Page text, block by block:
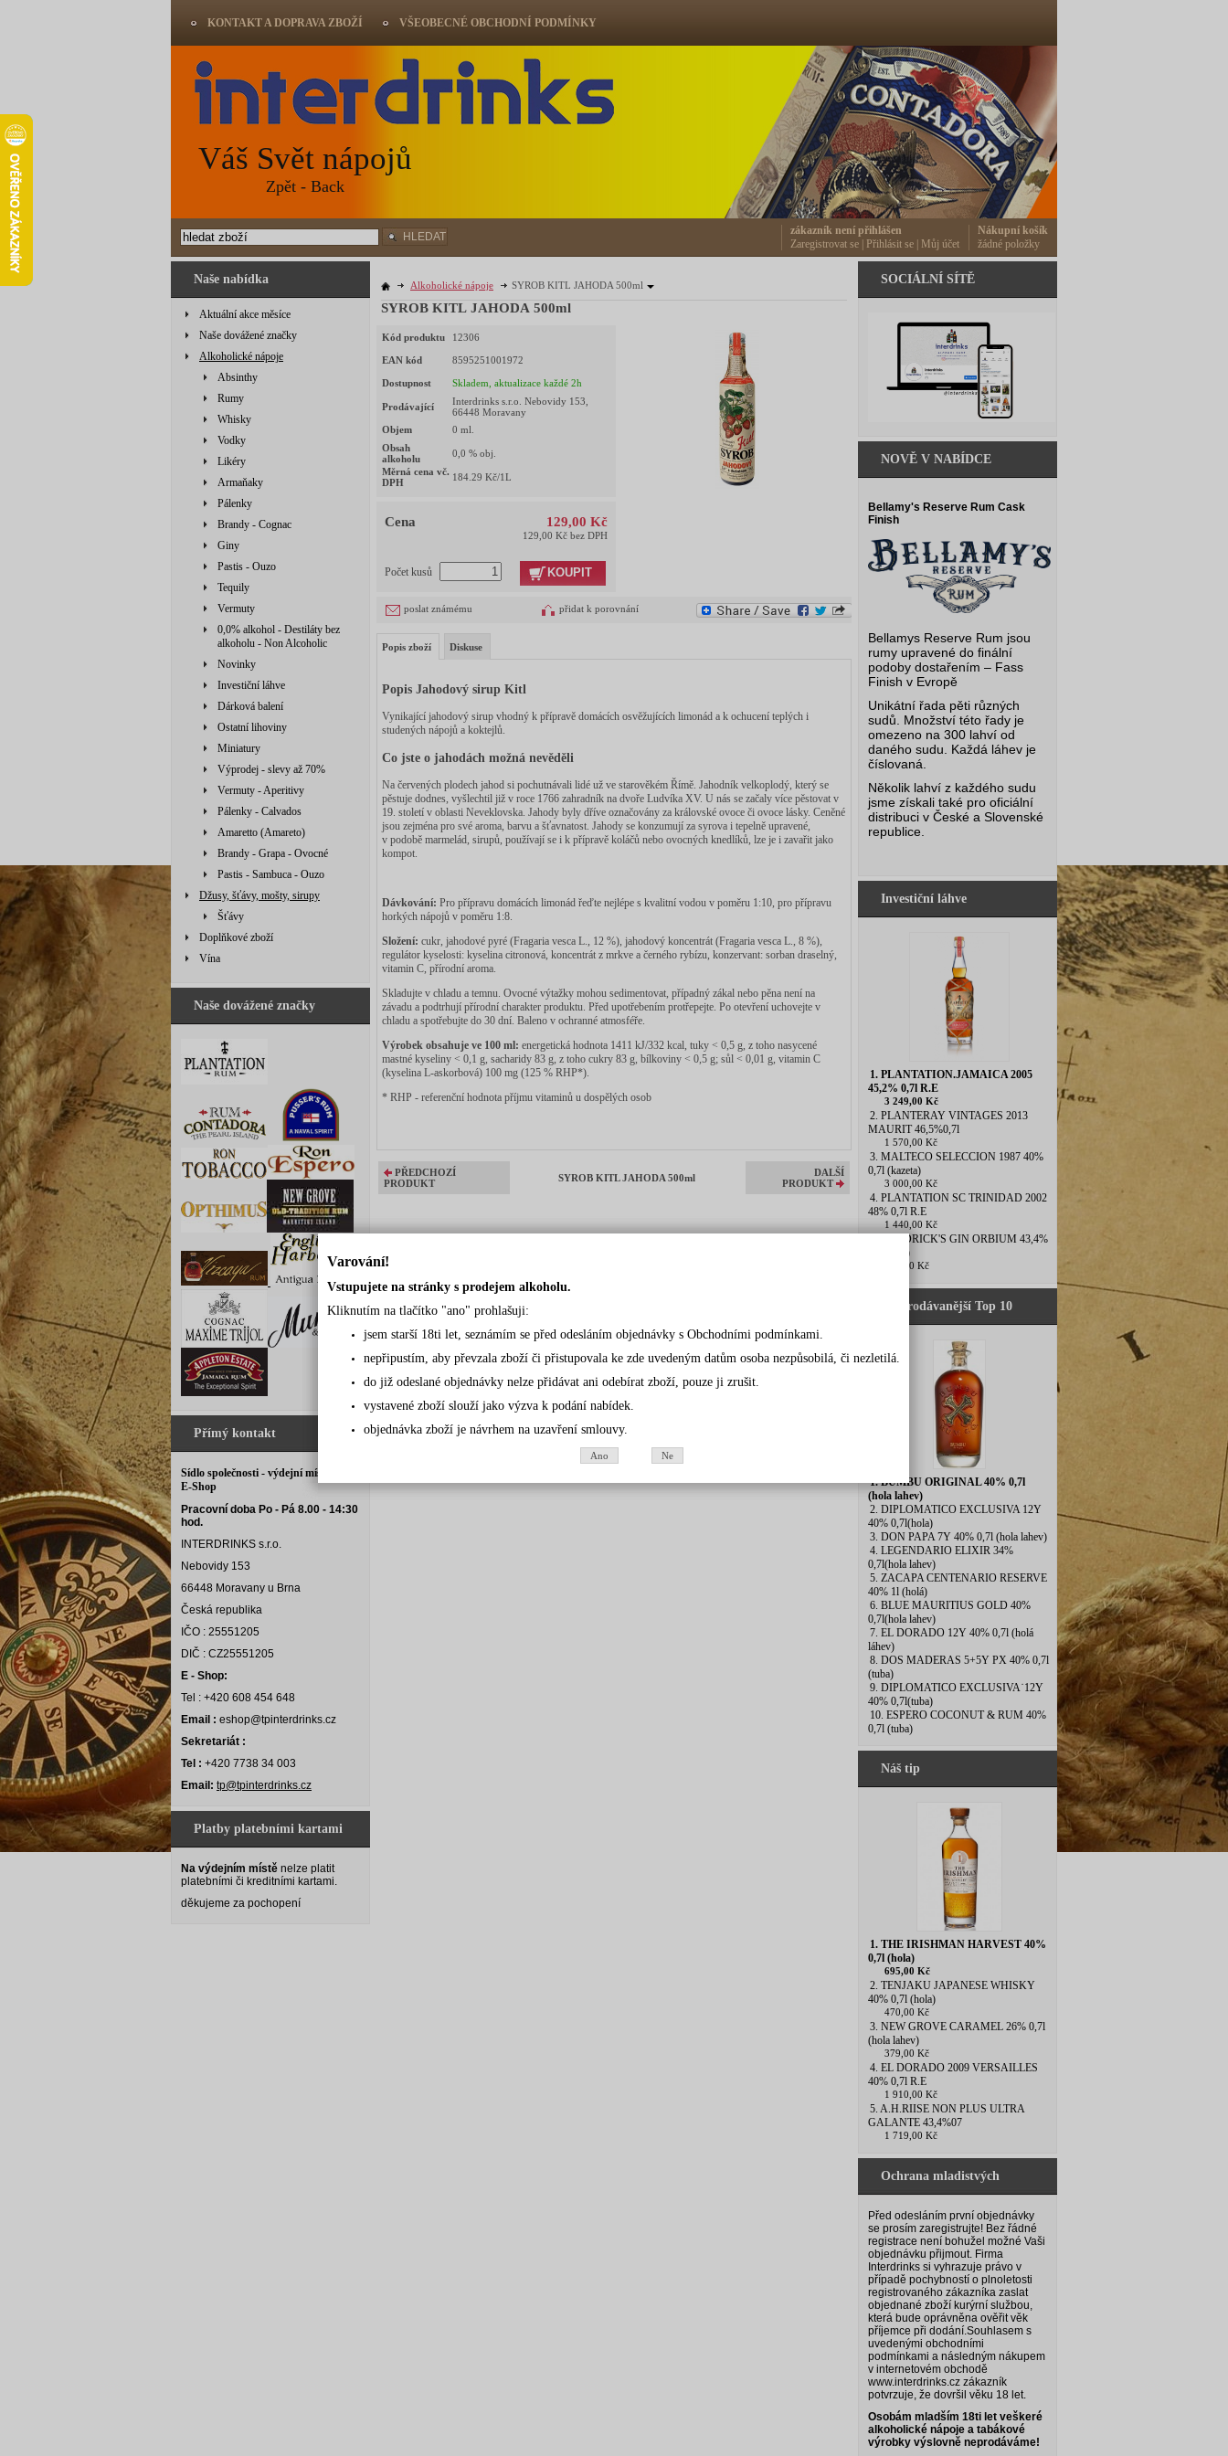
Naše nabídka
Aktuální akce měsíce
Naše dovážené značky
Alkoholické nápoje
Absinthy
Rumy
Whisky
Vodky
Likéry
Armaňaky
Pálenky
Brandy - Cognac
Giny
Pastis - Ouzo
Tequily
Vermuty
0,0% alkohol - Destiláty bez
alkoholu - Non Alcoholic
Novinky
Investiční láhve
Dárková balení
Ostatní lihoviny
Miniatury
Výprodej - slevy až 70%
Vermuty - Aperitivy
Pálenky - Calvados
Amaretto (Amareto)
Brandy - Grapa - Ovocné
Pastis - Sambuca - Ouzo
Džusy, šťávy, mošty, sirupy
Šťávy
Doplňkové zboží
Vína
Naše dovážené značky
Přímý kontakt
Sídlo společnosti - výdejní místo pro
E-Shop
Pracovní doba Po - Pá 8.00 - 14:30
hod.
INTERDRINKS s.r.o.
Nebovidy 153
66448 Moravany u Brna
Česká republika
IČO : 25551205
DIČ : CZ25551205
E - Shop:
Tel : +420 608 454 648
Email : eshop@tpinterdrinks.cz
Sekretariát :
Tel : +420 7738 34 003
Email: tp@tpinterdrinks.cz
Platby platebními kartami
Na výdejním místě nelze platit
platebními či kreditními kartami.
děkujeme za pochopení
Alkoholické nápoje SYROB KITL JAHODA 500ml
SYROB KITL JAHODA 500ml
Kód produktu 12306
EAN kód 8595251001972
Dostupnost Skladem, aktualizace každé 2h
Prodávající
Interdrinks s.r.o. Nebovidy 153,
66448 Moravany
Objem
0 ml.
Obsah
alkoholu
0,0 % obj.
Měrná cena vč.
DPH
184.29 Kč/1L
Cena 129,00 Kč
129,00 Kč bez DPH
Počet kusů KOUPIT
poslat známému přidat k porovnání
Popis zboží Diskuse
Popis Jahodový sirup Kitl
Vynikající jahodový sirup vhodný k přípravě domácích osvěžujících limonád a k ochucení teplých i
studených nápojů a koktejlů.
Co jste o jahodách možná nevěděli
Na červených plodech jahod si pochutnávali lidé už ve starověkém Římě. Jahodník velkoplodý, který se
pěstuje dodnes, vyšlechtil již v roce 1766 zahradník na dvoře Ludvíka XV. U nás se začaly více pěstovat v
19. století v oblasti Neveklovska. Jahody byly dříve označovány za královské ovoce či ovoce lásky. Ceněné
jsou zejména pro své aroma, barvu a šťavnatost. Jahody se konzumují za syrova i tepelně upravené,
v podobě marmelád, sirupů, používají se i k přípravě koláčů nebo ovocných knedlíků, lze je i zavařit jako
kompot.
Dávkování: Pro přípravu domácích limonád řeďte nejlépe s kvalitní vodou v poměru 1:10, pro přípravu
horkých nápojů v poměru 1:8.
Složení: cukr, jahodové pyré (Fragaria vesca L., 12 %), jahodový koncentrát (Fragaria vesca L., 8 %),
regulátor kyselosti: kyselina citronová, koncentrát z mrkve a černého rybízu, konzervant: sorban draselný,
vitamin C, přírodní aroma.
Skladujte v chladu a temnu. Ovocné výtažky mohou sedimentovat, případný zákal nebo pěna není na
závadu a podtrhují přírodní charakter produktu. Před upotřebením protřepejte. Po otevření uchovejte v
chladu a spotřebujte do 30 dní. Baleno v ochranné atmosféře.
Výrobek obsahuje ve 100 ml: energetická hodnota 1411 kJ/332 kcal, tuky < 0,5 g, z toho nasycené
mastné kyseliny < 0,1 g, sacharidy 83 g, z toho cukry 83 g, bílkoviny < 0,5 g; sůl < 0,01 g, vitamin C
(kyselina L-askorbová) 100 mg (125 % RHP*).
* RHP - referenční hodnota příjmu vitaminů u dospělých osob
PŘEDCHOZÍ
PRODUKT
SYROB KITL JAHODA 500ml
DALŠÍ
PRODUKT
SOCIÁLNÍ SÍTĚ
NOVĚ V NABÍDCE
Bellamy's Reserve Rum Cask
Finish
Bellamys Reserve Rum jsou
rumy upravené do finální
podoby dostařením – Fass
Finish v Evropě
Unikátní řada pěti různých
sudů. Množství této řady je
omezeno na 300 lahví od
daného sudu. Každá láhev je
číslovaná.
Několik lahví z každého sudu
jsme získali také pro oficiální
distribuci v České a Slovenské
republice.
Investiční láhve
1. PLANTATION.JAMAICA 2005
45,2% 0,7l R.E
3 249,00 Kč
2. PLANTERAY VINTAGES 2013
MAURIT 46,5%0,7l
1 570,00 Kč
3. MALTECO SELECCION 1987 40%
0,7l (kazeta)
3 000,00 Kč
4. PLANTATION SC TRINIDAD 2002
48% 0,7l R.E
1 440,00 Kč
5. HENDRICK'S GIN ORBIUM 43,4%
0,7l(hola)
780,00 Kč
Nejprodávanější Top 10
1. BUMBU ORIGINAL 40% 0,7l
(hola lahev)
2. DIPLOMATICO EXCLUSIVA 12Y
40% 0,7l(hola)
3. DON PAPA 7Y 40% 0,7l (hola lahev)
4. LEGENDARIO ELIXIR 34%
0,7l(hola lahev)
5. ZACAPA CENTENARIO RESERVE
40% 1l (holá)
6. BLUE MAURITIUS GOLD 40%
0,7l(hola lahev)
7. EL DORADO 12Y 40% 0,7l (holá
láhev)
8. DOS MADERAS 5+5Y PX 40% 0,7l
(tuba)
9. DIPLOMATICO EXCLUSIVA˙12Y
40% 0,7l(tuba)
10. ESPERO COCONUT & RUM 40%
0,7l (tuba)
Náš tip
1. THE IRISHMAN HARVEST 40%
0,7l (hola)
695,00 Kč
2. TENJAKU JAPANESE WHISKY
40% 0,7l (hola)
470,00 Kč
3. NEW GROVE CARAMEL 26% 0,7l
(hola lahev)
379,00 Kč
4. EL DORADO 2009 VERSAILLES
40% 0,7l R.E
1 910,00 Kč
5. A.H.RIISE NON PLUS ULTRA
GALANTE 43,4%07
1 719,00 Kč
Ochrana mladistvých
Před odesláním první objednávky
se prosím zaregistrujte! Bez řádné
registrace není bohužel možné Vaši
objednávku přijmout. Firma
Interdrinks si vyhrazuje právo v
případě pochybností o plnoletosti
registrovaného zákazníka zaslat
objednané zboží kurýrní službou,
která bude oprávněna ověřit věk
příjemce při dodání.Souhlasem s
uvedenými obchodními
podmínkami a následným nákupem
v internetovém obchodě
www.interdrinks.cz zákazník
potvrzuje, že dovršil věku 18 let.
Osobám mladším 18ti let veškeré
alkoholické nápoje a tabákové
výrobky výslovně neprodáváme!
KONTAKT A DOPRAVA ZBOŽÍ VŠEOBECNÉ OBCHODNÍ PODMÍNKY
Váš Svět nápojů
Zpět - Back
HLEDAT
Nákupní košík
žádné položky
zákazník není přihlášen
Zaregistrovat se
Přihlásit se Můj účet
Varování!
Vstupujete na stránky s prodejem alkoholu.
Kliknutím na tlačítko "ano" prohlašuji:
jsem starší 18ti let, seznámím se před odesláním objednávky s Obchodními podmínkami.
nepřipustím, aby převzala zboží či přistupovala ke zde uvedeným datům osoba nezpůsobilá, či nezletilá.
do již odeslané objednávky nelze přidávat ani odebírat zboží, pouze ji zrušit.
vystavené zboží slouží jako výzva k podání nabídek.
objednávka zboží je návrhem na uzavření smlouvy.
Ano Ne